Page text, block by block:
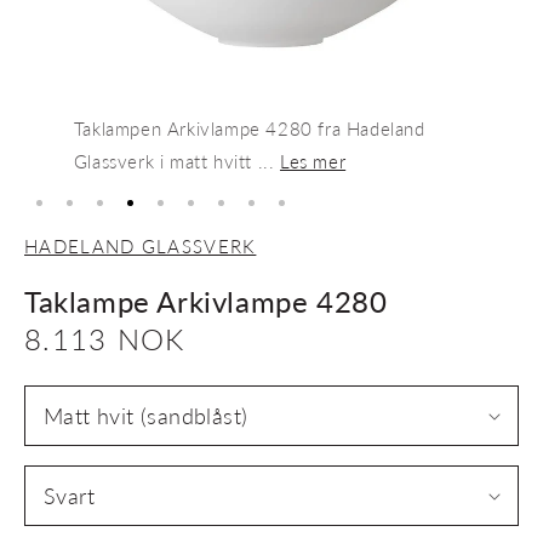
Taklampen Arkivlampe 4280 fra Hadeland
Glassverk i matt hvitt ... Les mer
HADELAND GLASSVERK
Taklampe Arkivlampe 4280
Vanlig
pris
8.113 NOK